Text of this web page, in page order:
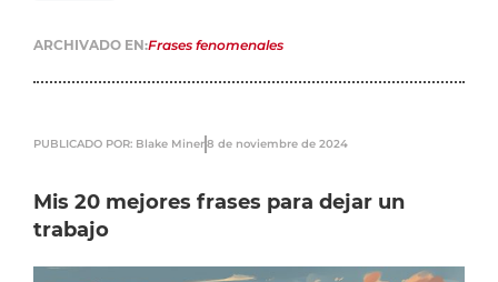
ARCHIVADO EN:Frases fenomenales
PUBLICADO POR: Blake Miner8 de noviembre de 2024
Mis 20 mejores frases para dejar un
trabajo